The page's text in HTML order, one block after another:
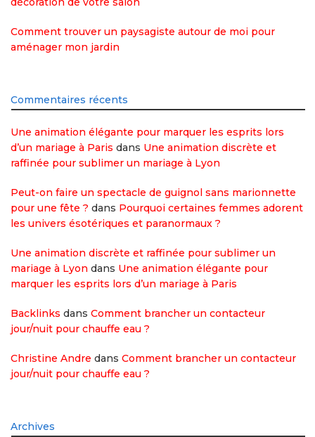
Comment trouver un paysagiste autour de moi pour
aménager mon jardin
Commentaires récents
Une animation élégante pour marquer les esprits lors
d’un mariage à Paris dans Une animation discrète et
raffinée pour sublimer un mariage à Lyon
Peut-on faire un spectacle de guignol sans marionnette
pour une fête ? dans Pourquoi certaines femmes adorent
les univers ésotériques et paranormaux ?
Une animation discrète et raffinée pour sublimer un
mariage à Lyon dans Une animation élégante pour
marquer les esprits lors d’un mariage à Paris
Backlinks dans Comment brancher un contacteur
jour/nuit pour chauffe eau ?
Christine Andre dans Comment brancher un contacteur
jour/nuit pour chauffe eau ?
Archives